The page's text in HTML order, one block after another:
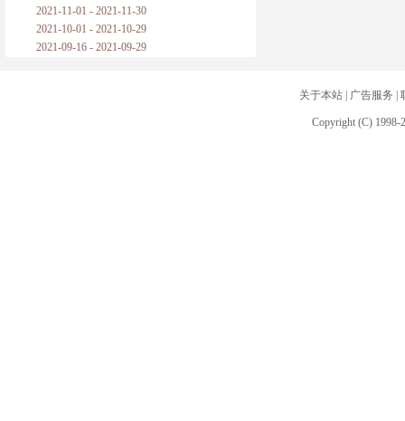
2021-11-01 - 2021-11-30
2021-10-01 - 2021-10-29
2021-09-16 - 2021-09-29
关于本站| 广告服务
Copyright (C) 1998-